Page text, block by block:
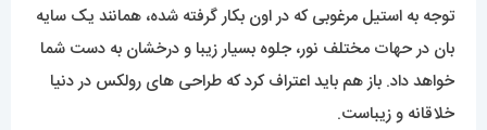
توجه به استیل مرغوبی که در اون بکار گرفته شده، همانند یک سایه
بان در حهات مختلف نور، جلوه بسیار زیبا و درخشان به دست شما
خواهد داد. باز هم باید اعتراف کرد که طراحی های رولکس در دنیا
خلاقانه و زیباست.